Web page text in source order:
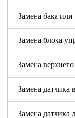
Замена бака или
Замена блока
Замена
Замена датчика
Замена датчика